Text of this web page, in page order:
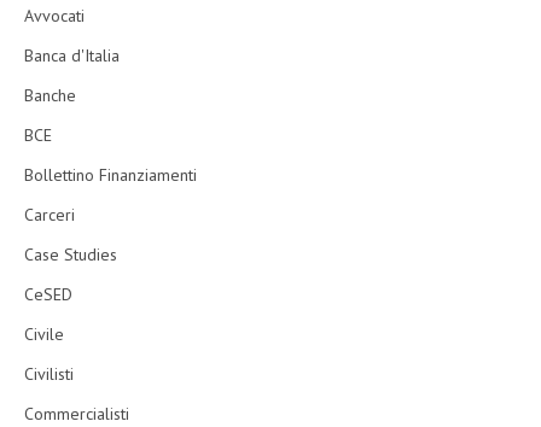
Avvocati
Banca d'Italia
Banche
BCE
Bollettino Finanziamenti
Carceri
Case Studies
CeSED
Civile
Civilisti
Commercialisti